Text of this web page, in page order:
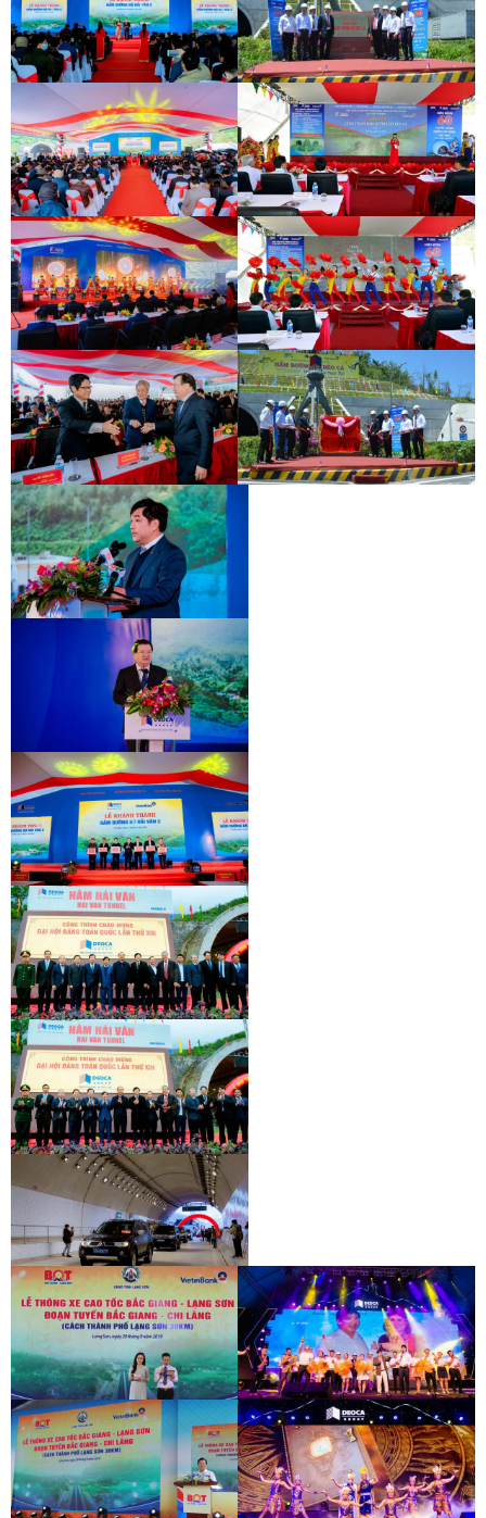
INAUGURATION CEREMONY OF HAM
HAI VAN 2 TUNNEL
INAUGURATION CEREMONY OF HAM
HAI VAN 2 TUNNEL
INAUGURATION CEREMONY OF HAM
HAI VAN 2 TUNNEL
INAUGURATION CEREMONY OF HAM
HAI VAN 2 TUNNEL
INAUGURATION CEREMONY OF HAM
HAI VAN 2 TUNNEL
INAUGURATION CEREMONY OF HAM
HAI VAN 2 TUNNEL
INAUGURATION CEREMONY OF HAM
HAI VAN 2 TUNNEL
INAUGURATION CEREMONY OF HAM
HAI VAN 2 TUNNEL
INAUGURATION CEREMONY OF HAM
HAI VAN 2 TUNNEL
INAUGURATION CEREMONY OF HAM
HAI VAN 2 TUNNEL
INAUGURATION CEREMONY OF HAM
HAI VAN 2 TUNNEL
DEO CA TUNNEL SIGNING
CEREMONY
DEO CA TUNNEL SIGNING
CEREMONY
DEO CA TUNNEL SIGNING
CEREMONY
DEO CA TUNNEL SIGNING
CEREMONY
BAC GIANG - LANG SON EXPRESSWAY
OPENING CEREMONY
DEO CA WORKERS SINGING CONTEST